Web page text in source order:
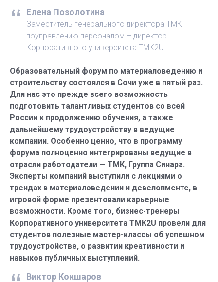
Елена Позолотина
Заместитель генерального директора ТМК
поуправлению персоналом – директор
Корпоративного университета ТМК2U
Образовательный форум по мате­риало­ведению и
строительству состоялся в Сочи уже в пятый раз.
Для нас это прежде всего возможность
подготовить талантливых студентов со всей
России к продолжению обучения, а также
дальнейшему трудоустройству в ведущие
компании. Особенно ценно, что в программу
форума полноценно интегрированы ведущие в
отрасли работодатели — ТМК, Группа Синара.
Эксперты компаний выступили с лекциями о
трендах в материаловедении и девелопменте, в
игровой форме презентовали карьерные
возможности. Кроме того, бизнес-тренеры
Корпоративного университета ТМК2U провели для
студентов полезные мастер-классы об успешном
трудоустройстве, о развитии креативности и
навыков публичных выступлений.
Виктор Кокшаров